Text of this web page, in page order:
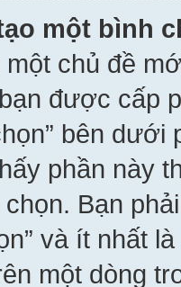
một bình
một chủ đề
được cấp
bên
phần này
Bạn
và ít nhất
một dòng